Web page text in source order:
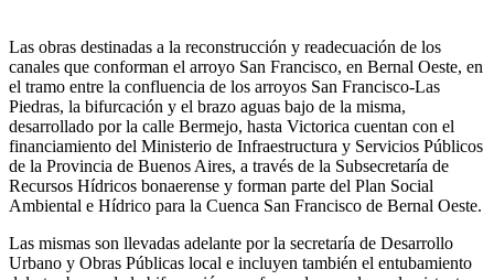
Las obras destinadas a la reconstrucción y readecuación de los
canales que conforman el arroyo San Francisco, en Bernal Oeste, en
el tramo entre la confluencia de los arroyos San Francisco-Las
Piedras, la bifurcación y el brazo aguas bajo de la misma,
desarrollado por la calle Bermejo, hasta Victorica cuentan con el
financiamiento del Ministerio de Infraestructura y Servicios Públicos
de la Provincia de Buenos Aires, a través de la Subsecretaría de
Recursos Hídricos bonaerense y forman parte del Plan Social
Ambiental e Hídrico para la Cuenca San Francisco de Bernal Oeste.
Las mismas son llevadas adelante por la secretaría de Desarrollo
Urbano y Obras Públicas local e incluyen también el entubamiento